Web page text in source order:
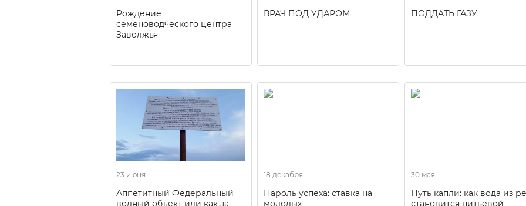
Рождение
семеноводческого центра
Заволжья
ВРАЧ ПОД УДАРОМ ПОДДАТЬ ГАЗУ
23 июня
Аппетитный Федеральный
водный объект или как за
18 декабря
Пароль успеха: ставка на
молодых
30 мая
Путь капли: как вода из
становится питьевой